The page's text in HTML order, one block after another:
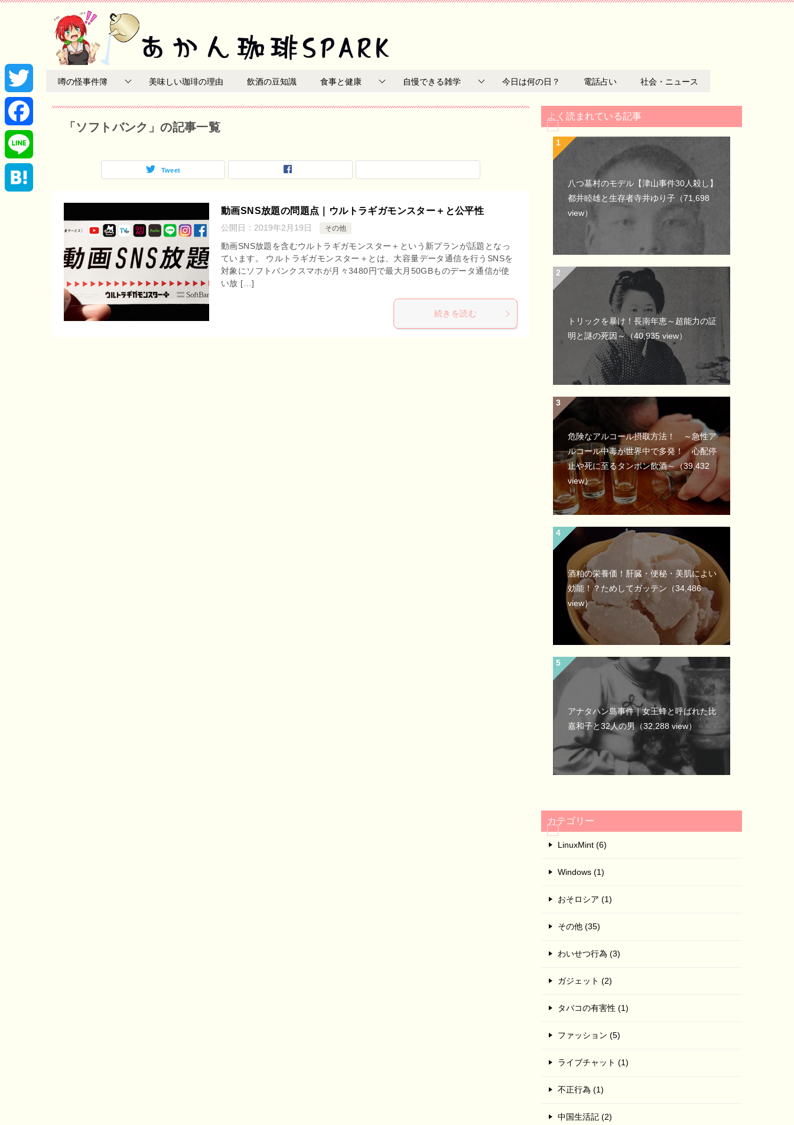
噂の怪事件簿 美味しい珈琲の理由 飲酒の豆知識 食事と健康 自慢できる雑学 今日は何の日？ 電話占い 社会・ニュース
「ソフトバンク」の記事一覧
Tweet
動画SNS放題の問題点｜ウルトラギガモンスター＋と公平性
公開日： 2019年2月19日 その他
動画SNS放題を含むウルトラギガモンスター＋という新プランが話題となっ
ています。 ウルトラギガモンスター＋とは、大容量データ通信を行うSNSを
対象にソフトバンクスマホが月々3480円で最大月50GBものデータ通信が使
い放 […]
続きを読む
よく読まれている記事
八つ墓村のモデル【津山事件30人殺し】
都井睦雄と生存者寺井ゆり子 （71,698
view）
トリックを暴け！長南年恵～超能力の証
明と謎の死因～（40,935 view）
危険なアルコール摂取方法！ ～急性ア
ルコール中毒が世界中で多発！ 心配停
止や死に至るタンポン飲酒～（39,432
view）
酒粕の栄養価！肝臓・便秘・美肌によい
効能！？ためしてガッテン （34,486
view）
アナタハン島事件｜女王蜂と呼ばれた比
嘉和子と32人の男（32,288 view）
カテゴリー
LinuxMint (6)
Windows (1)
おそロシア (1)
その他 (35)
わいせつ行為 (3)
ガジェット (2)
タバコの有害性 (1)
ファッション (5)
ライブチャット (1)
不正行為 (1)
中国生活記 (2)
T
w
i
t
F
a